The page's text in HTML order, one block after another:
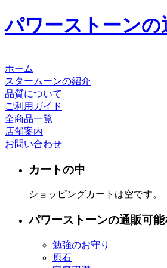
パワーストーン
ホーム
スタームーンの紹介
品質について
ご利用ガイド
全商品一覧
店舗案内
お問い合わせ
カートの中
ショッピングカートは空です。
パワーストーンの通販可能
勉強のお守り
原石